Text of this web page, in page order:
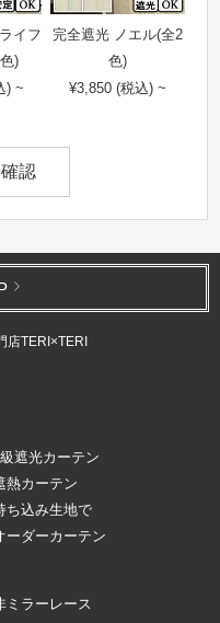
イフ
)
) ~
完全遮光 ノエル(全2
色)
¥3,850 (税込) ~
認
店TERI×TERI
遮光カーテン
熱カーテン
ち込み生地で
ーダーカーテン
ミラーレース